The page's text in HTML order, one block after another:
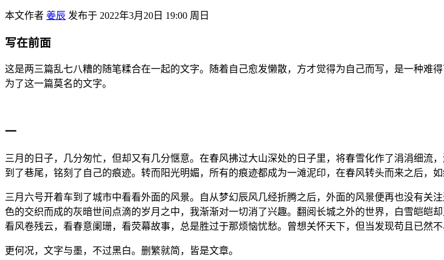
本文作者 姜辰 发布于 2022年3月20日 19:00 周日
写在前面
这是两三篇乱七八糟的随笔糅合在一起的文字。随着自己愈发懒散，方才觉得为自己而写，是一种难
为了这一篇莫名的文字。
一
三月的日子，几分匆忙，但却又有几分惬意。在春风拂过大山深处的日子里，将春雪化作了涓涓细
到了巷尾，铭刻了自己的痕迹。转而阳光明媚，所有的痕迹都成为一滩泥印，在春风转头而来之后，如
三月六号开着车到了城市中看看外面的风景。自从梦幻辰风几经折腾之后，外面的风景便再也没有
色的交织而成的灰暗世间点滴的岁月之中，我渐渐对一切消了兴趣。翻阅长城之外的世界，白雪皑皑
看风卷残云，看春意阑珊，看荧幕故事，总是胜过于那烦恼忧愁。曾想关怀天下，但当发现苟且已然
更何况，文字与墨，不过黑白。删繁就简，皆是文章。